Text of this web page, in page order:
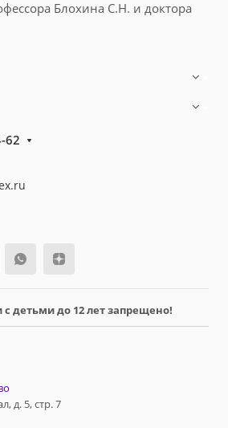
Блохина С.Н. и доктора
62
детьми до 12 лет запрещено!
д. 5, стр. 7